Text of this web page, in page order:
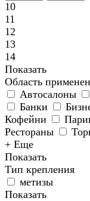
10
11
12
13
14
Показать
Область
Автосалоны
Банки
Кофейни
Рестораны
+ Еще
Показать
Тип крепления
метизы
Показать